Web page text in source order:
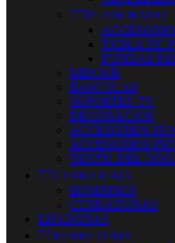
 PLANCHADO
TABLA DE
FUNDAS
MENAJE
BASCULAS
SOPORTES TV
DECORACION
ACCESORIOS
ACCESORIOS
TEXTIL DEL
 CERRAJERIA
BOMBINES
CERRADURAS
LIJADORAS
 FERRETERIA